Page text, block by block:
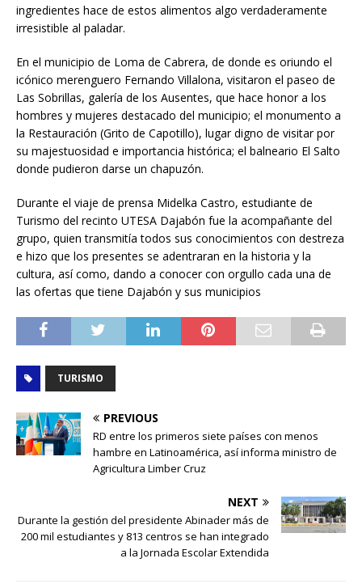
ingredientes hace de estos alimentos algo verdaderamente
irresistible al paladar.
En el municipio de Loma de Cabrera, de donde es oriundo el
icónico merenguero Fernando Villalona, visitaron el paseo de
Las Sobrillas, galería de los Ausentes, que hace honor a los
hombres y mujeres destacado del municipio; el monumento a
la Restauración (Grito de Capotillo), lugar digno de visitar por
su majestuosidad e importancia histórica; el balneario El Salto
donde pudieron darse un chapuzón.
Durante el viaje de prensa Midelka Castro, estudiante de
Turismo del recinto UTESA Dajabón fue la acompañante del
grupo, quien transmitía todos sus conocimientos con destreza
e hizo que los presentes se adentraran en la historia y la
cultura, así como, dando a conocer con orgullo cada una de
las ofertas que tiene Dajabón y sus municipios
TURISMO
PREVIOUS
RD entre los primeros siete países con menos
hambre en Latinoamérica, así informa ministro de
Agricultura Limber Cruz
NEXT
Durante la gestión del presidente Abinader más de
200 mil estudiantes y 813 centros se han integrado
a la Jornada Escolar Extendida